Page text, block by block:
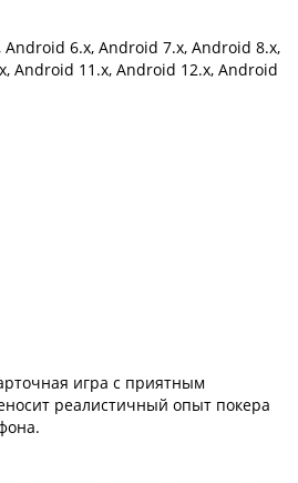
6.x, Android 7.x, Android 8.x,
Android 11.x, Android 12.x, Android
игра с приятным
реалистичный опыт покера